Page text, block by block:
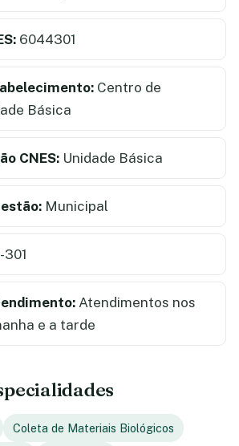
6044301
Centro de
Básica
CNES: Unidade Básica
Municipal
Atendimentos nos
e a tarde
Coleta de Materiais Biológicos